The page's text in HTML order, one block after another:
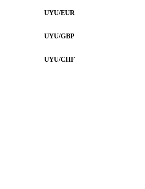
UYU/EUR
UYU/GBP
UYU/CHF